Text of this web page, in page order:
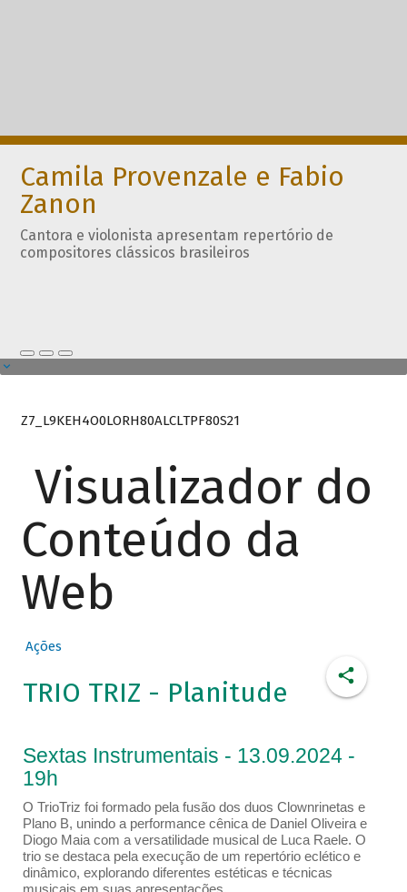
Camila Provenzale e Fabio
Zanon
Cantora e violonista apresentam repertório de
compositores clássicos brasileiros
Z7_L9KEH4O0LORH80ALCLTPF80S21
Visualizador do
Conteúdo da
Web
Ações
TRIO TRIZ - Planitude
Sextas Instrumentais - 13.09.2024 -
19h
O TrioTriz foi formado pela fusão dos duos Clownrinetas e
Plano B, unindo a performance cênica de Daniel Oliveira e
Diogo Maia com a versatilidade musical de Luca Raele. O
trio se destaca pela execução de um repertório eclético e
dinâmico, explorando diferentes estéticas e técnicas